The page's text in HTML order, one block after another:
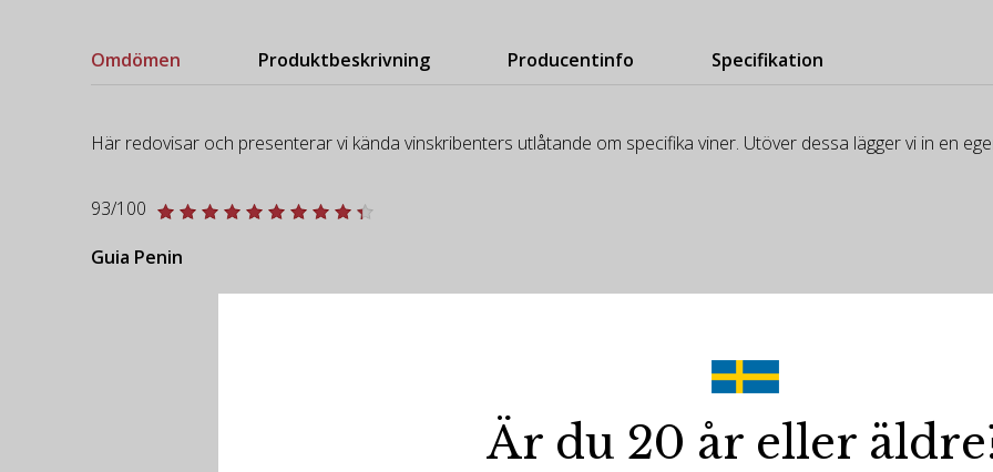
Omdömen Produktbeskrivning Producentinfo Specifikation
Här redovisar och presenterar vi kända vinskribenters utlåtande om specifika viner. Utöver dessa lägger vi in en
93/100
Guia Penin
Är du 20 år eller